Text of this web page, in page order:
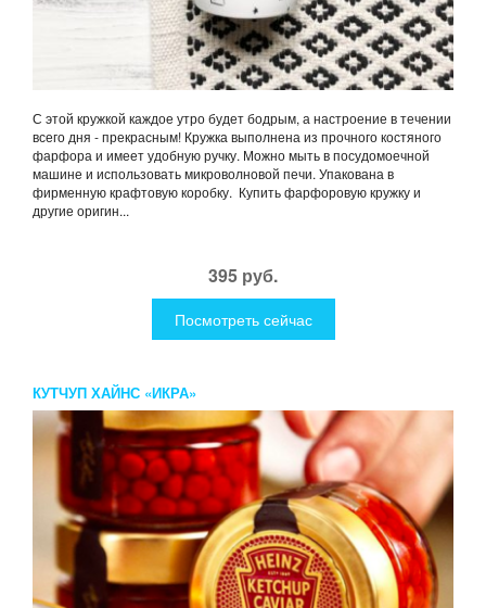
С этой кружкой каждое утро будет бодрым, а настроение в течении
всего дня - прекрасным! Кружка выполнена из прочного костяного
фарфора и имеет удобную ручку. Можно мыть в посудомоечной
машине и использовать микроволновой печи. Упакована в
фирменную крафтовую коробку. Купить фарфоровую кружку и
другие оригин...
395 руб.
Посмотреть сейчас
КУТЧУП ХАЙНС «ИКРА»